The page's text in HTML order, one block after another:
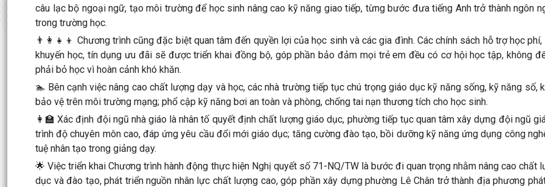
câu lạc bộ ngoại ngữ, tạo môi trường để học sinh nâng cao kỹ năng giao tiếp, từng bước đưa tiếng Anh trở thành ngôn
trong trường học.
👨‍👩‍👧‍👦 Chương trình cũng đặc biệt quan tâm đến quyền lợi của học sinh và các gia đình. Các chính sách hỗ trợ học
khuyến học, tín dụng ưu đãi sẽ được triển khai đồng bộ, góp phần bảo đảm mọi trẻ em đều có cơ hội học tập, không
phải bỏ học vì hoàn cảnh khó khăn.
🏊 Bên cạnh việc nâng cao chất lượng dạy và học, các nhà trường tiếp tục chú trọng giáo dục kỹ năng sống, kỹ năng số,
bảo vệ trên môi trường mạng; phổ cập kỹ năng bơi an toàn và phòng, chống tai nạn thương tích cho học sinh.
👩‍🏫 Xác định đội ngũ nhà giáo là nhân tố quyết định chất lượng giáo dục, phường tiếp tục quan tâm xây dựng đội ngũ
trình độ chuyên môn cao, đáp ứng yêu cầu đổi mới giáo dục; tăng cường đào tạo, bồi dưỡng kỹ năng ứng dụng công
tuệ nhân tạo trong giảng dạy.
🌟 Việc triển khai Chương trình hành động thực hiện Nghị quyết số 71-NQ/TW là bước đi quan trọng nhằm nâng cao chất
dục và đào tạo, phát triển nguồn nhân lực chất lượng cao, góp phần xây dựng phường Lê Chân trở thành địa phương